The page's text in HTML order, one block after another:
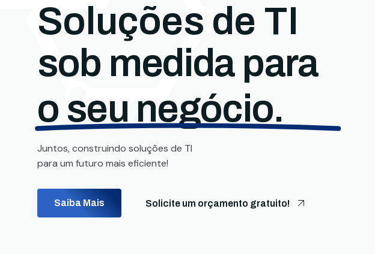
Soluções de TI
sob medida para
o seu negócio.
Juntos, construindo soluções de TI
para um futuro mais eficiente!
Saiba Mais Solicite um orçamento gratuito!